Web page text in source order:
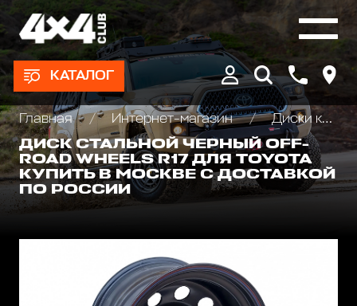
КАТАЛОГ
Главная Интернет-магазин
Диски колёсные, Проставки для изменения вылета
ДИСК СТАЛЬНОЙ ЧЕРНЫЙ OFF-
ROAD WHEELS R17 ДЛЯ TOYOTA
КУПИТЬ В МОСКВЕ С ДОСТАВКОЙ
ПО РОССИИ